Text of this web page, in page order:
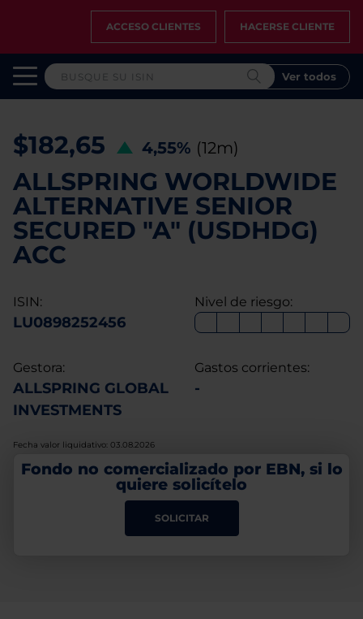
ACCESO CLIENTES HACERSE CLIENTE
Ver todos
$182,65 4,55% (12m)
ALLSPRING WORLDWIDE
ALTERNATIVE SENIOR
SECURED "A" (USDHDG)
ACC
ISIN:
LU0898252456
Nivel de riesgo:
Gestora:
ALLSPRING GLOBAL
INVESTMENTS
Gastos corrientes:
-
Fecha valor liquidativo: 03.08.2026
Fondo no comercializado por EBN, si lo
quiere solicítelo
SOLICITAR